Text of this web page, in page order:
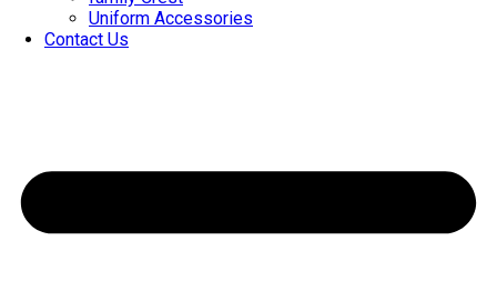
Uniform Accessories
Contact Us